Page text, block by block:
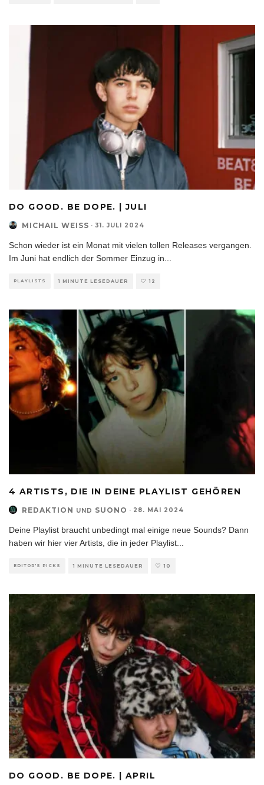
DO GOOD. BE DOPE. | JULI
MICHAIL WEISS · 31. JULI 2024
Schon wieder ist ein Monat mit vielen tollen Releases vergangen.
Im Juni hat endlich der Sommer Einzug in
PLAYLISTS 1 MINUTE LESEDAUER 12
4 ARTISTS, DIE IN DEINE PLAYLIST GEHÖREN
REDAKTION UND SUONO · 28. MAI 2024
Deine Playlist braucht unbedingt mal einige neue Sounds? Dann
haben wir hier vier Artists, die in jeder Playlist
EDITOR'S PICKS 1 MINUTE LESEDAUER 10
DO GOOD. BE DOPE. | APRIL